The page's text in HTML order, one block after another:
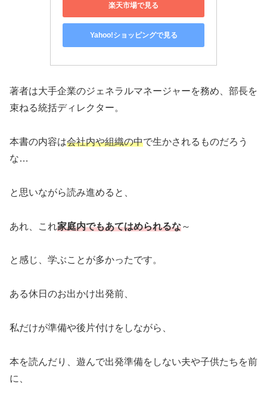
楽天市場で見る
Yahoo!ショッピングで見る
著者は大手企業のジェネラルマネージャーを務め、部長を
束ねる統括ディレクター。
本書の内容は会社内や組織の中で生かされるものだろう
な…
と思いながら読み進めると、
あれ、これ家庭内でもあてはめられるな～
と感じ、学ぶことが多かったです。
ある休日のお出かけ出発前、
私だけが準備や後片付けをしながら、
本を読んだり、遊んで出発準備をしない夫や子供たちを前
に、